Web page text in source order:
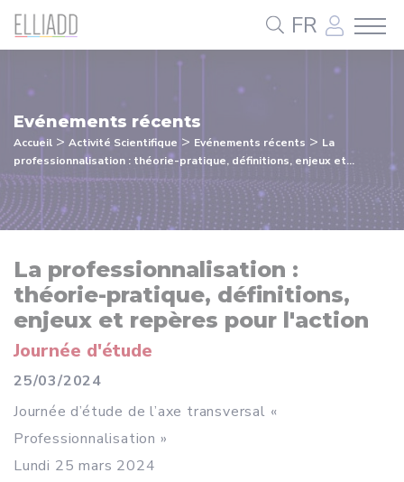
FR
Evénements récents
Accueil > Activité Scientifique > Evénements récents > La
professionnalisation : théorie-pratique, définitions, enjeux et...
La professionnalisation :
théorie-pratique, définitions,
enjeux et repères pour l'action
Journée d'étude
25/03/2024
Journée d’étude de l’axe transversal «
Professionnalisation »
Lundi 25 mars 2024
Panneau de gestion des cookies